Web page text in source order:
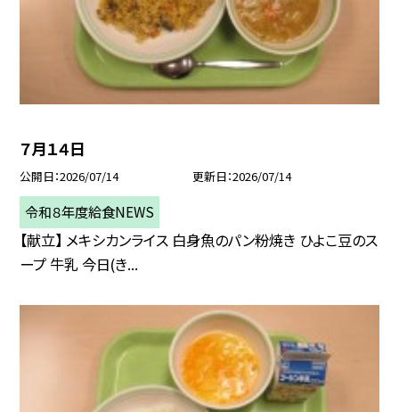
７月１４日
公開日 2026/07/14 更新日 2026/07/14
令和８年度給食NEWS
【献立】 メキシカンライス 白身魚のパン粉焼き ひよこ豆のス
ープ 牛乳 今日(き...